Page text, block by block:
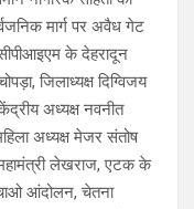
मार्ग पर अवैध गेट
के देहरादून
जिलाध्यक्ष दिग्विजय
अध्यक्ष नवनीत
अध्यक्ष मेजर संतोष
महामंत्री लेखराज, एटक के
आंदोलन, चेतना